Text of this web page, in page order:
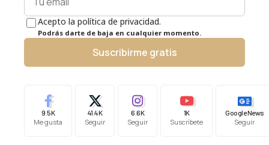
Acepto la política de privacidad.
Podrás darte de baja en cualquier momento.
Suscribirme gratis
9.5K
Me gusta
41.4K
Seguir
6.6K
Seguir
1K
Suscríbete
Google News
Seguir